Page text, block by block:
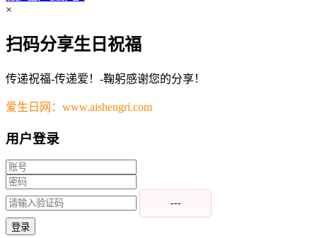
×
扫码分享生日祝福
传递祝福-传递爱！-鞠躬感谢您的分享！
爱生日网：www.aishengri.com
用户登录
---
登录